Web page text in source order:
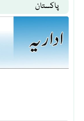
پاکستان